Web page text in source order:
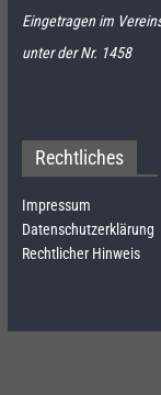
Eingetragen im
unter der Nr. 1458
Rechtliches
Impressum
Datenschutzerklärung
Rechtlicher Hinweis